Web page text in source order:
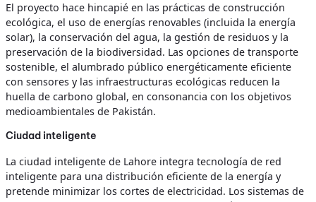
El proyecto hace hincapié en las prácticas de construcción
ecológica, el uso de energías renovables (incluida la energía
solar), la conservación del agua, la gestión de residuos y la
preservación de la biodiversidad. Las opciones de transporte
sostenible, el alumbrado público energéticamente eficiente
con sensores y las infraestructuras ecológicas reducen la
huella de carbono global, en consonancia con los objetivos
medioambientales de Pakistán.
Ciudad inteligente
La ciudad inteligente de Lahore integra tecnología de red
inteligente para una distribución eficiente de la energía y
pretende minimizar los cortes de electricidad. Los sistemas de